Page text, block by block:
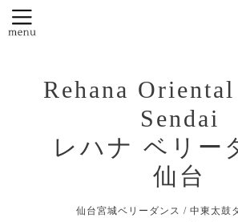
Rehana
Sendai
レハナ ベリー
仙台
仙台宮城ベリーダンス / 中東太鼓